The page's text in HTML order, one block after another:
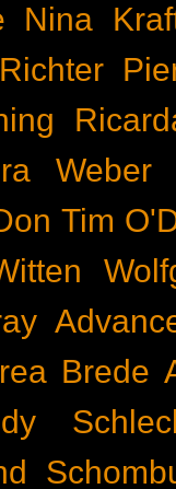
Nina
Weber
Tim
Brede